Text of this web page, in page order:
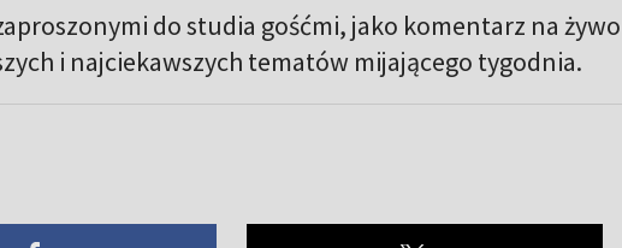
do studia gośćmi, jako komentarz na żywo
i najciekawszych tematów mijającego tygodnia.